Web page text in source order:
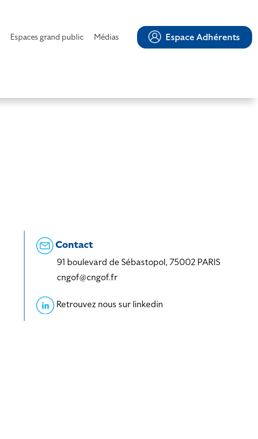
Espaces grand public Médias Espace Adhérents
Contact
91 boulevard de Sébastopol, 75002 PARIS
cngof@cngof.fr
Retrouvez nous sur linkedin